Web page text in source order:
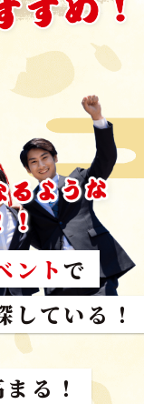
ントで
が参加した
している！
る！